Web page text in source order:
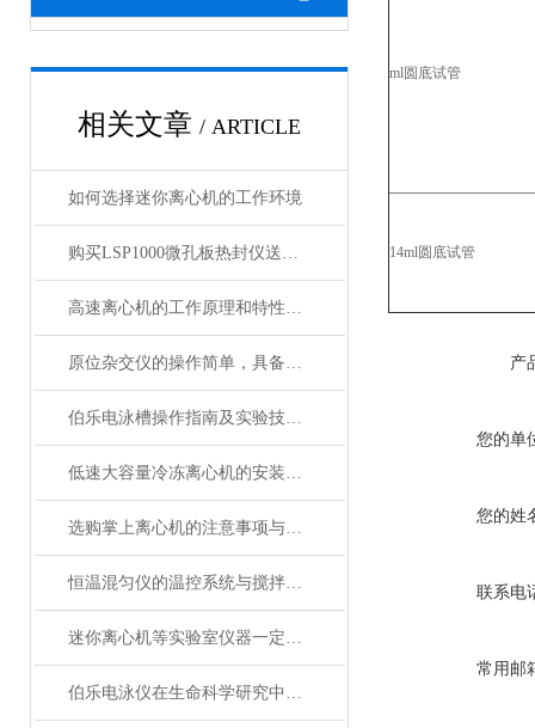
相关文章 / ARTICLE
如何选择迷你离心机的工作环境
购买LSP1000微孔板热封仪送英国进口96孔板一箱
高速离心机的工作原理和特性说明
原位杂交仪的操作简单，具备了怎样的产品特点
伯乐电泳槽操作指南及实验技巧分享
低速大容量冷冻离心机的安装与维护建议
选购掌上离心机的注意事项与建议？
恒温混匀仪的温控系统与搅拌功能优化
迷你离心机等实验室仪器一定要注意维护保养
伯乐电泳仪在生命科学研究中有广泛的应用
ml圆底试管
14ml圆底试管
产
您的单
您的姓
联系电
常用邮